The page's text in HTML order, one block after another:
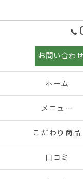
お問い合わ
ホーム
メニュー
こだわり商品
口コミ